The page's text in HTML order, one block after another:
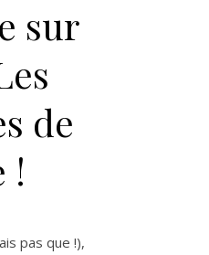
sur
de
!
pas que !),